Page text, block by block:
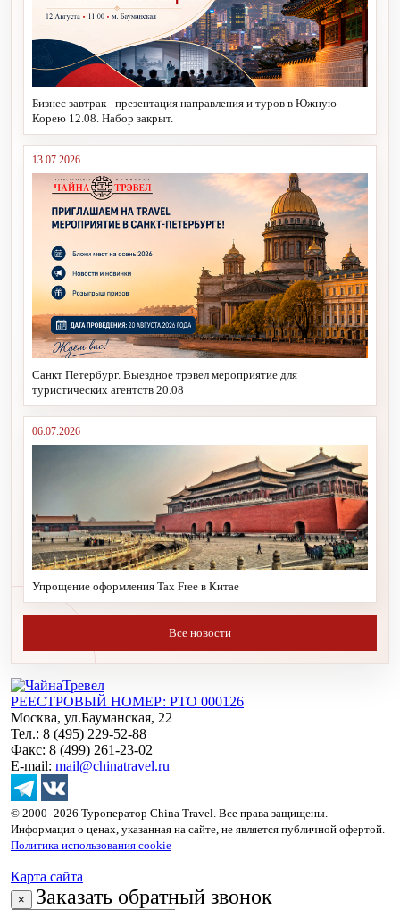
Бизнес завтрак - презентация направления и туров в Южную
Корею 12.08. Набор закрыт.
13.07.2026
Санкт Петербург. Выездное трэвел мероприятие для
туристических агентств 20.08
06.07.2026
Упрощение оформления Tax Free в Китае
Все новости
РЕЕСТРОВЫЙ НОМЕР: РТО 000126
Москва, ул.Бауманская, 22
Тел.: 8 (495) 229-52-88
Факс: 8 (499) 261-23-02
E-mail: mail@chinatravel.ru
© 2000–2026 Туроператор China Travel. Все права защищены.
Информация о ценах, указанная на сайте, не является публичной офертой.
Политика использования cookie
Карта сайта
× Заказать обратный звонок